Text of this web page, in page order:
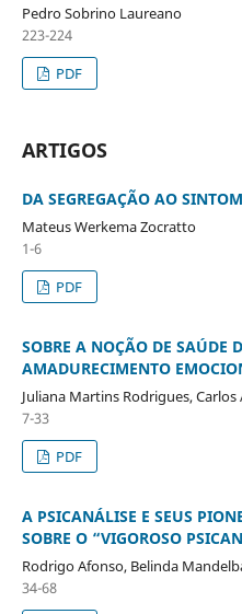
Pedro Sobrino Laureano
223-224
PDF
ARTIGOS
DA SEGREGAÇÃO AO
Mateus Werkema Zocratto
1-6
PDF
SOBRE A NOÇÃO DE SAÚDE
AMADURECIMENTO
Juliana Martins Rodrigues,
7-33
PDF
A PSICANÁLISE E SEUS
SOBRE O “VIGOROSO
Rodrigo Afonso, Belinda
34-68